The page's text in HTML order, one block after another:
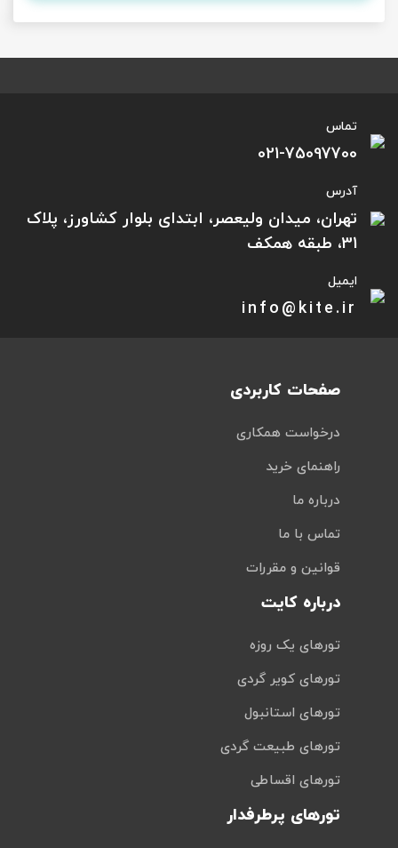
تماس
021-75097700
آدرس
تهران، میدان ولیعصر، ابتدای بلوار کشاورز، پلاک
31، طبقه همکف
ایمیل
info@kite.ir
صفحات کاربردی
درخواست همکاری
راهنمای خرید
درباره ما
تماس با ما
قوانین و مقررات
درباره کایت
تورهای یک روزه
تورهای کویر گردی
تورهای استانبول
تورهای طبیعت گردی
تورهای اقساطی
تورهای پرطرفدار